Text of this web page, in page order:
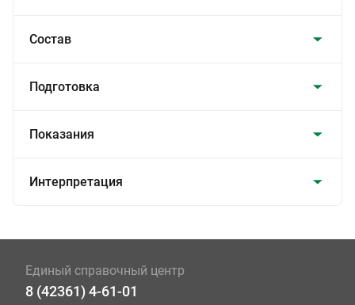
Состав
Подготовка
Показания
Интерпретация
Единый справочный центр
8 (42361) 4-61-01